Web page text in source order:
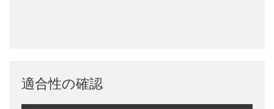
適合性の確認